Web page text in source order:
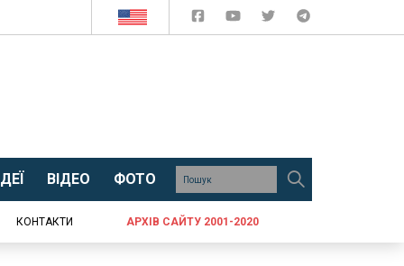
ВІДЕО ФОТО
КОНТАКТИ АРХІВ САЙТУ 2001-2020